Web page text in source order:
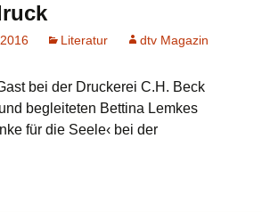
Literatur dtv Magazin
bei der Druckerei C.H. Beck
begleiteten Bettina Lemkes
für die Seele‹ bei der